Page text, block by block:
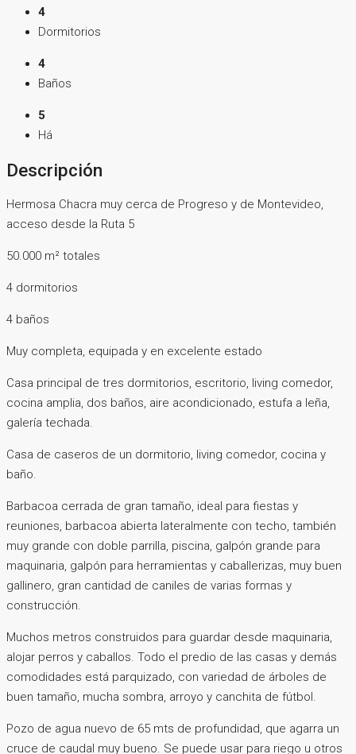
4
Dormitorios
4
Baños
5
Há
Descripción
Hermosa Chacra muy cerca de Progreso y de Montevideo,
acceso desde la Ruta 5
50.000 m² totales
4 dormitorios
4 baños
Muy completa, equipada y en excelente estado
Casa principal de tres dormitorios, escritorio, living comedor,
cocina amplia, dos baños, aire acondicionado, estufa a leña,
galería techada.
Casa de caseros de un dormitorio, living comedor, cocina y
baño.
Barbacoa cerrada de gran tamaño, ideal para fiestas y
reuniones, barbacoa abierta lateralmente con techo, también
muy grande con doble parrilla, piscina, galpón grande para
maquinaria, galpón para herramientas y caballerizas, muy buen
gallinero, gran cantidad de caniles de varias formas y
construcción.
Muchos metros construidos para guardar desde maquinaria,
alojar perros y caballos. Todo el predio de las casas y demás
comodidades está parquizado, con variedad de árboles de
buen tamaño, mucha sombra, arroyo y canchita de fútbol.
Pozo de agua nuevo de 65 mts de profundidad, que agarra un
cruce de caudal muy bueno. Se puede usar para riego u otros